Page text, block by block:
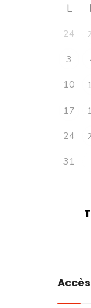
L
24
3
10
17
24
31